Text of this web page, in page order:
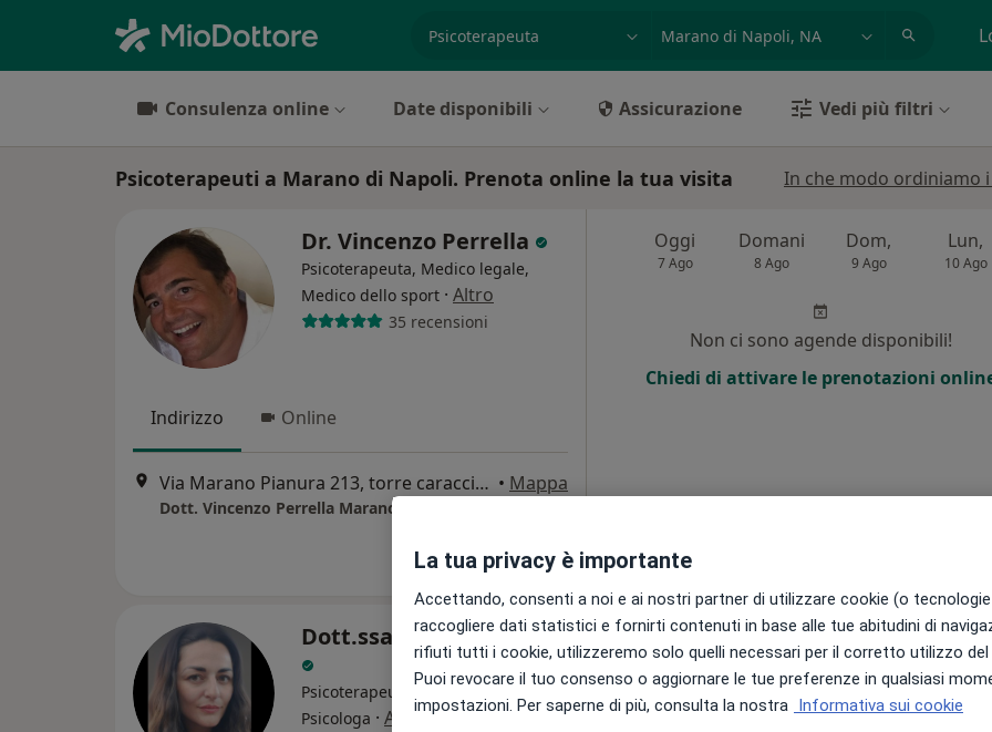
Consulenza online Date disponibili Assicurazione Vedi più filtri
Psicoterapeuti a Marano di Napoli. Prenota online la tua visita In che modo ordiniamo
Dr. Vincenzo Perrella
Psicoterapeuta, Medico legale,
Medico dello sport · Altro
35 recensioni
Indirizzo Online
Via Marano Pianura 213, torre caracciolo, Marano di Napoli • Mappa
Oggi
7 Ago
Domani
8 Ago
Dom,
9 Ago
Lun,
10 Ago
Non ci sono agende disponibili!
Chiedi di attivare le prenotazioni
Dott.ssa Pamela Vettosi
Psicoterapeuta, Psicologa clinica,
Psicologa · Altro
Oggi
7 Ago
Domani
8 Ago
Dom,
9 Ago
Lun,
10 Ago
La tua privacy è importante
Accettando, consenti a noi e ai nostri partner di utilizzare cookie (o
raccogliere dati statistici e fornirti contenuti in base alle tue abitudini di
rifiuti tutti i cookie, utilizzeremo solo quelli necessari per il corretto utilizzo
Puoi revocare il tuo consenso o aggiornare le tue preferenze in qualsiasi
impostazioni. Per saperne di più, consulta la nostra Informativa sui cookie